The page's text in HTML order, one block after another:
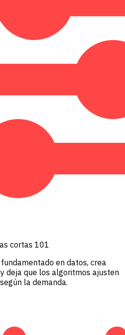
cortas 101
en datos, crea
deja que los algoritmos ajusten
la demanda.